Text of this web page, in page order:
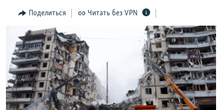
поискуИНФОГРАФИКА
ТЕЛЕПРОЕКТ КРЫМ.РЕАЛИИ
СОВЕТЫ ПРАВОЗАЩИТНИКОВ
ПРОПАВШИЕ БЕЗ ВЕСТИ
ПОБЕДИТЕЛЕЙ НЕ СУДЯТ?
КРЫМ.НЕПОКОРЕННЫЙ
КАК ОБОЙТИ БЛОКИРОВКУ
Українською
Qırımtatar
ПРИСОЕДИНЯЙТЕСЬ!
Поделиться Читать без VPN